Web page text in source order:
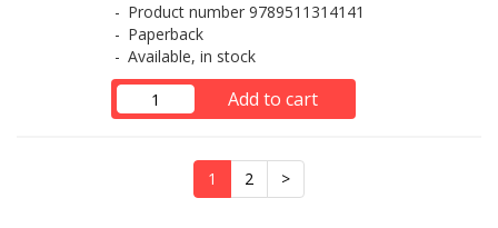
Product number 9789511314141
Paperback
Available, in stock
Add to cart
1 2 >